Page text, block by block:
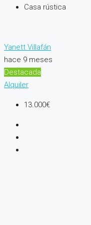
Casa rústica
Yanett Villafán
hace 9 meses
Destacada
Alquiler
13.000€